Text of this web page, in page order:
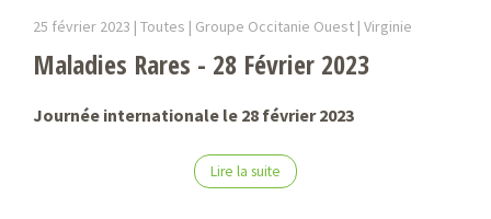
25 février 2023 | Toutes | Groupe Occitanie Ouest | Virginie
Maladies Rares - 28 Février 2023
Journée internationale le 28 février 2023
Lire la suite